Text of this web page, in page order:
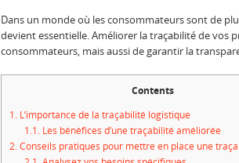
Dans un monde où les consommateurs sont de
devient essentielle. Améliorer la traçabilité de vos
consommateurs, mais aussi de garantir la
Contents
1. L’importance de la traçabilité logistique
1.1.Les bénéfices d’une traçabilité améliorée
2.Conseils pratiques pour mettre en place une